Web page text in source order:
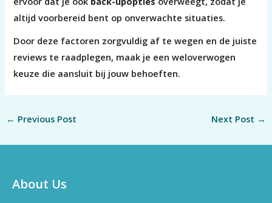
altijd voorbereid bent op onverwachte situaties.
Door deze factoren zorgvuldig af te wegen en de juiste
reviews te raadplegen, maak je een weloverwogen
keuze die aansluit bij jouw behoeften.
← Previous Post Next Post →
About Us